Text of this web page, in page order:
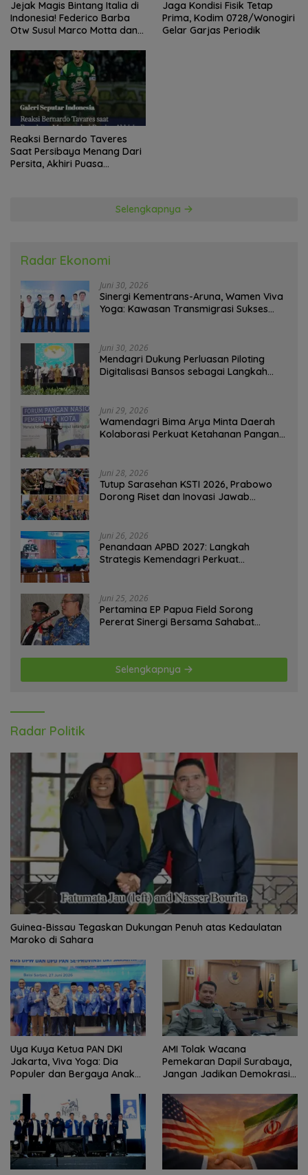
Jejak Magis Bintang Italia di
Indonesia! Federico Barba
Otw Susul Marco Motta dan
Trofi?
Jaga Kondisi Fisik Tetap
Prima, Kodim 0728/Wonogiri
Gelar Garjas Periodik
Reaksi Bernardo Taveres
Saat Persibaya Menang Dari
Persita, Akhiri Puasa
Selengkapnya
Radar Ekonomi
Juni 30, 2026
Sinergi Kementrans-Aruna, Wamen Viva
Yoga: Kawasan Transmigrasi Sukses
Juni 30, 2026
Mendagri Dukung Perluasan Piloting
Digitalisasi Bansos sebagai Langkah
Juni 29, 2026
Wamendagri Bima Arya Minta Daerah
Kolaborasi Perkuat Ketahanan Pangan
Juni 28, 2026
Tutup Sarasehan KSTI 2026, Prabowo
Dorong Riset dan Inovasi Jawab
Juni 26, 2026
Penandaan APBD 2027: Langkah
Strategis Kemendagri Perkuat
Juni 25, 2026
Pertamina EP Papua Field Sorong
Pererat Sinergi Bersama Sahabat
Selengkapnya
Radar Politik
Guinea-Bissau Tegaskan Dukungan Penuh atas Kedaulatan
Maroko di Sahara
Uya Kuya Ketua PAN DKI
Jakarta, Viva Yoga: Dia
Populer dan Bergaya Anak
AMI Tolak Wacana
Pemekaran Dapil Surabaya,
Jangan Jadikan Demokrasi
Politik